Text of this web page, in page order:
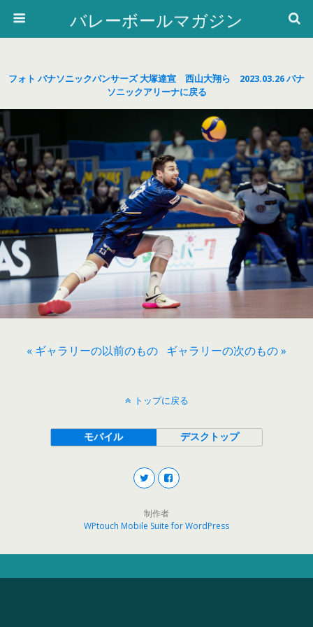
バレーボールマガジン
フォト パナソニックパンサーズ 大塚達宣 西山大翔ら 2023.03.26 パナ
ソニックアリーナに戻る
« ギャラリーの以前のもの ギャラリーの次のもの »
トップに戻る
モバイル デスクトップ
制作者
WPtouch Mobile Suite for WordPress